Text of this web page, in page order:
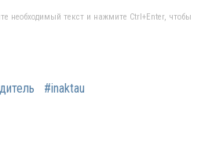
необходимый текст и нажмите Ctrl+Enter, чтобы
#inaktau